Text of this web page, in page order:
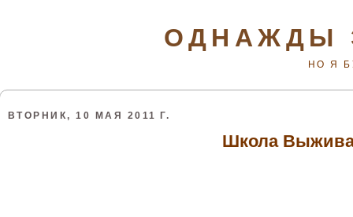
ОДНАЖДЫ
НО Я
ВТОРНИК, 10 МАЯ 2011 Г.
Школа